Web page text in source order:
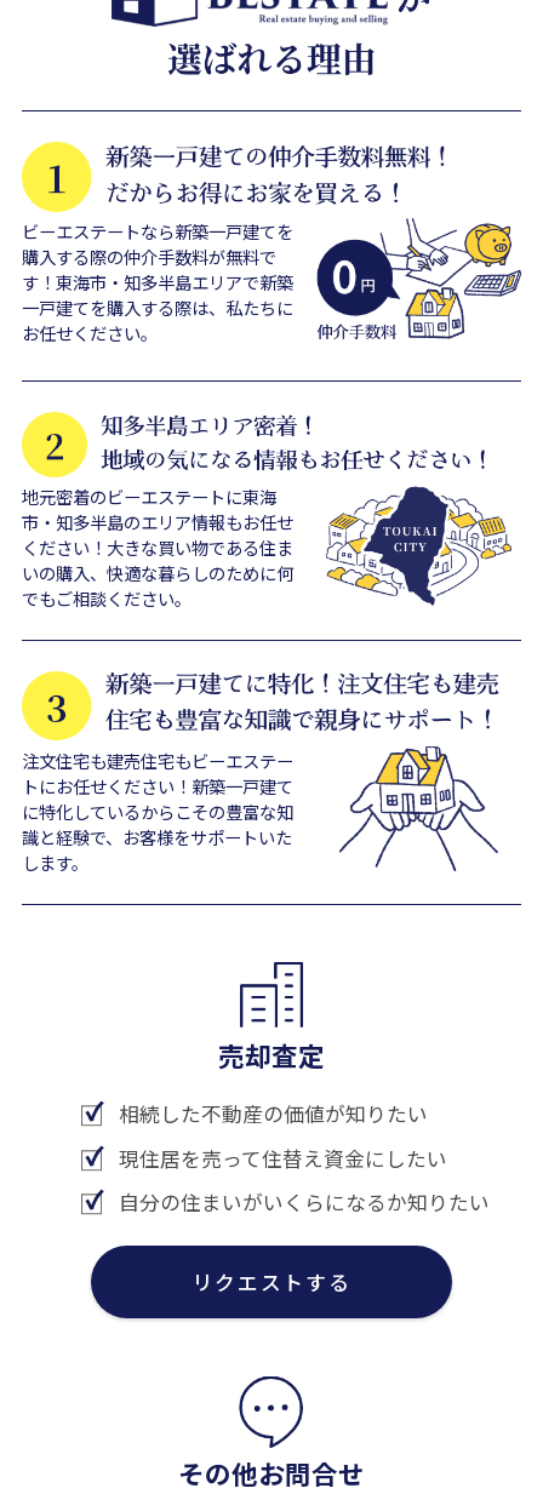
ビーエステートなら新築一戸建てを
購入する際の仲介手数料が無料で
す！東海市・知多半島エリアで新築
一戸建てを購入する際は、私たちに
お任せください。
地元密着のビーエステートに東海
市・知多半島のエリア情報もお任せ
ください！大きな買い物である住ま
いの購入、快適な暮らしのために何
でもご相談ください。
注文住宅も建売住宅もビーエステー
トにお任せください！新築一戸建て
に特化しているからこその豊富な知
識と経験で、お客様をサポートいた
します。
売却査定
相続した不動産の価値が知りたい
現住居を売って住替え資金にしたい
自分の住まいがいくらになるか知りたい
リクエストする
その他お問合せ